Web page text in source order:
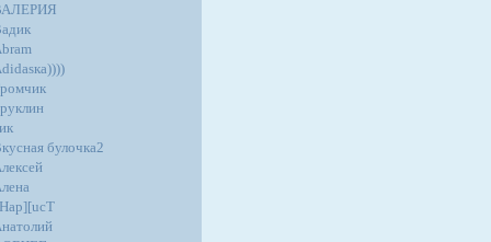
булочка2